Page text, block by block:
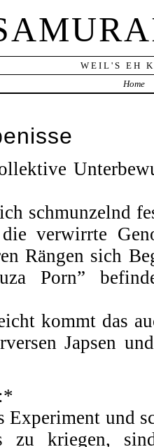
WEIL'S EH
Home
schmunzelnd
die verwirrte
Rängen sich
Porn”
kommt das
Japsen
Experiment und
zu kriegen,